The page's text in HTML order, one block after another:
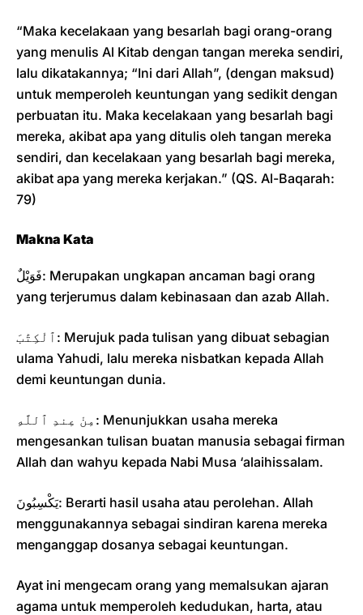
“Maka kecelakaan yang besarlah bagi orang-orang
yang menulis Al Kitab dengan tangan mereka sendiri,
lalu dikatakannya; “Ini dari Allah”, (dengan maksud)
untuk memperoleh keuntungan yang sedikit dengan
perbuatan itu. Maka kecelakaan yang besarlah bagi
mereka, akibat apa yang ditulis oleh tangan mereka
sendiri, dan kecelakaan yang besarlah bagi mereka,
akibat apa yang mereka kerjakan.” (QS. Al-Baqarah:
79)
Makna Kata
فَوَيْلٌ: Merupakan ungkapan ancaman bagi orang
yang terjerumus dalam kebinasaan dan azab Allah.
ٱلْكِتَٰبَ: Merujuk pada tulisan yang dibuat sebagian
ulama Yahudi, lalu mereka nisbatkan kepada Allah
demi keuntungan dunia.
مِنْ عِندِ ٱللَّهِ: Menunjukkan usaha mereka
mengesankan tulisan buatan manusia sebagai firman
Allah dan wahyu kepada Nabi Musa ‘alaihissalam.
يَكْسِبُونَ: Berarti hasil usaha atau perolehan. Allah
menggunakannya sebagai sindiran karena mereka
menganggap dosanya sebagai keuntungan.
Ayat ini mengecam orang yang memalsukan ajaran
agama untuk memperoleh kedudukan, harta, atau